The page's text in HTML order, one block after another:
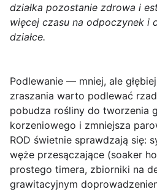
działka pozostanie zdrowa i
więcej czasu na odpoczynek i
działce.
Podlewanie — mniej, ale
zraszania warto podlewać
pobudza rośliny do tworzenia
korzeniowego i zmniejsza
ROD świetnie sprawdzają się:
węże przesączające (soaker
prostego timera, zbiorniki na
grawitacyjnym